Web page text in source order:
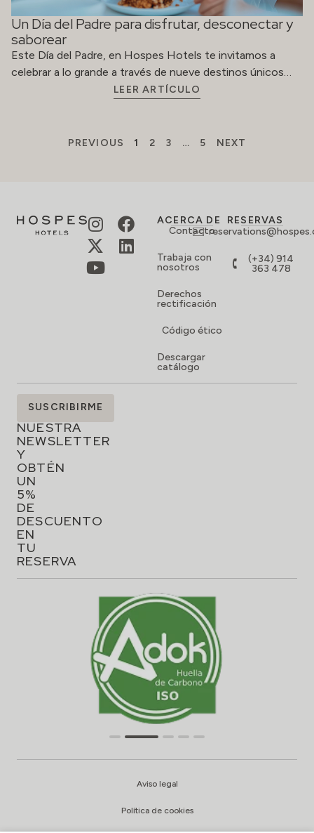
Un Día del Padre para disfrutar, desconectar y
saborear
Este Día del Padre, en Hospes Hotels te invitamos a
celebrar a lo grande a través de nueve destinos únicos…
LEER ARTÍCULO
PREVIOUS 1 2 3 … 5 NEXT
ACERCA DE
Contacto
Trabaja con
nosotros
Derechos
rectificación
Código ético
Descargar
catálogo
RESERVAS
(+34) 914
363 478
SUSCRÍBETE
NUESTRA
NEWSLETTER
Y
OBTÉN
UN
5%
DE
DESCUENTO
EN
TU
RESERVA
SUSCRIBIRME
Aviso legal
Política de cookies